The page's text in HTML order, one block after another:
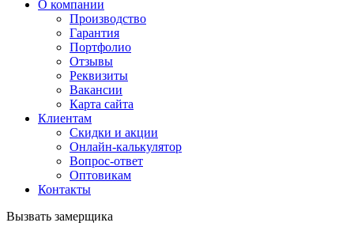
О компании
Производство
Гарантия
Портфолио
Отзывы
Реквизиты
Вакансии
Карта сайта
Клиентам
Скидки и акции
Онлайн-калькулятор
Вопрос-ответ
Оптовикам
Контакты
Вызвать замерщика